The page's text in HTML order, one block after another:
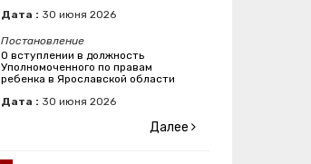
Дата : 30 июня 2026
Постановление
О вступлении в должность
Уполномоченного по правам
ребенка в Ярославской области
Дата : 30 июня 2026
Далее